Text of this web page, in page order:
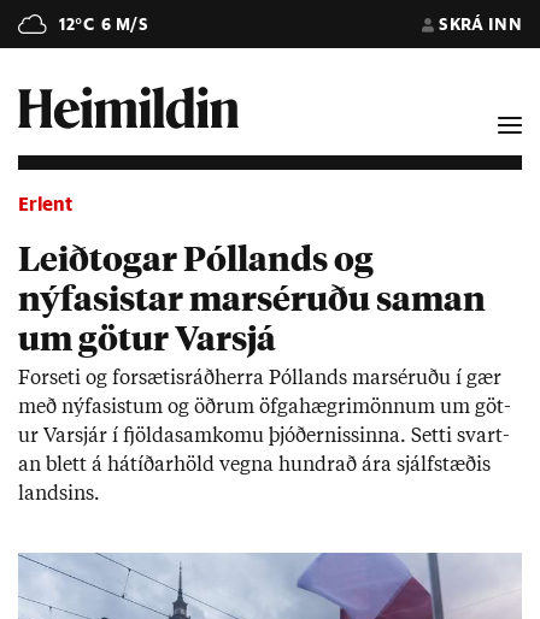
12°C 6 M/S SKRÁ INN
Erlent
Leiðtogar Póllands og
nýfasistar marséruðu saman
um götur Varsjá
For­seti og for­sæt­is­ráð­herra Pól­lands marsér­uðu í gær
með ný­fas­ist­um og öðr­um öfga­hægri­mönn­um um göt­
ur Var­sjár í fjölda­sam­komu þjóð­ern­is­sinna. Setti svart­
an blett á há­tíð­ar­höld vegna hundrað ára sjálf­stæð­is
lands­ins.